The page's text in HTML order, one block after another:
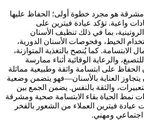
هو مجرد خطوة أولى؛ الحفاظ عليها
واعية. تؤكد عيادة فيترين على
بما في ذلك تنظيف الأسنان
الخيط، وفحوصات الأسنان الدورية،
كما يُنصح بالتغذية المتوازنة،
والرعاية الوقائية أثناء ممارسة
الحفاظ على ابتسامة واثقة وطبيعية مماثلة
يتجاوز العناية بالأسنان—فهو يتضمن وضعية
والثقة بالنفس. يضمن الجمع بين
نمط الحياة بقاء الابتسامة صحية ومشرقة
عيادة فيترين العملاء من الشعور بالفخر
ومهني.